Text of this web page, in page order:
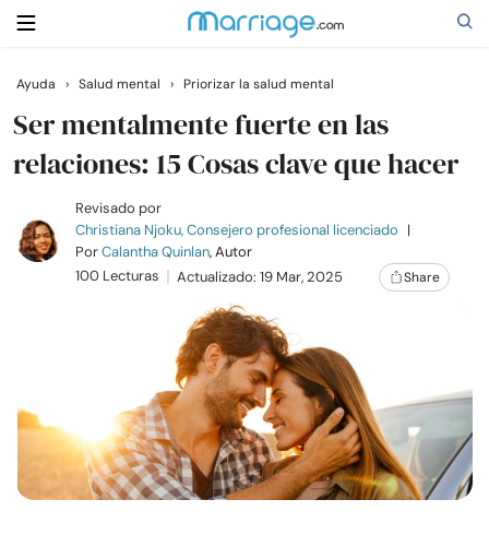
Buscar
Casarse
Relaciones
Cursos
Ayuda › Salud mental › Priorizar la salud mental
Ser mentalmente fuerte en las
relaciones: 15 Cosas clave que hacer
Revisado por
Christiana Njoku, Consejero profesional licenciado |
PorCalantha Quinlan, Autor
100 Lecturas
Actualizado: 19 Mar, 2025 Share